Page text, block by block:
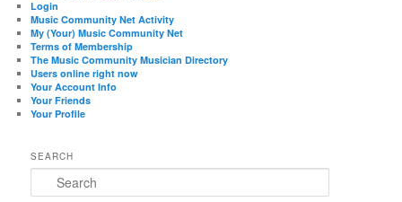
Login
Music Community Net Activity
My (Your) Music Community Net
Terms of Membership
The Music Community Musician Directory
Users online right now
Your Account Info
Your Friends
Your Profile
SEARCH
Search